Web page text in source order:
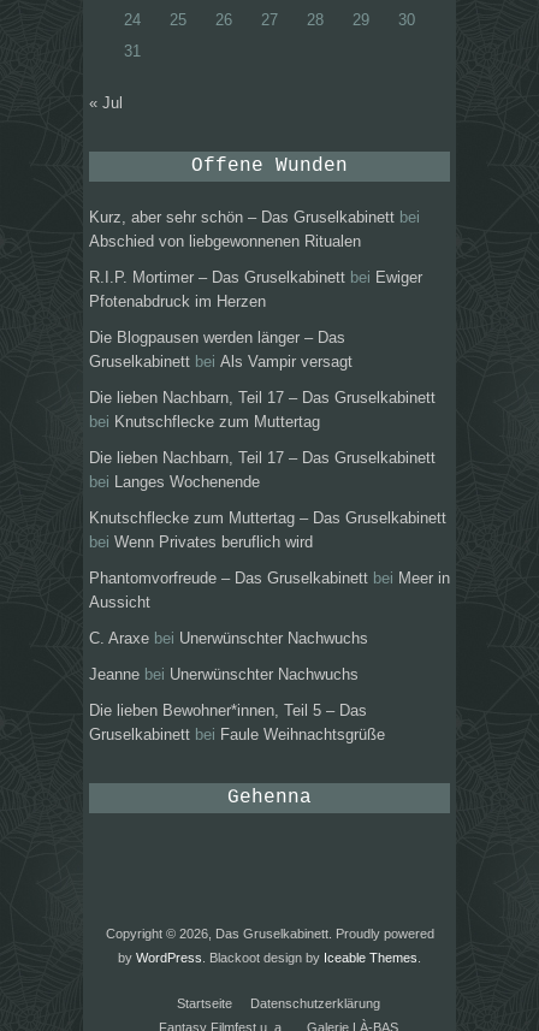
24
25 26 27 28 29
30
31
« Jul
Offene Wunden
Kurz, aber sehr schön – Das Gruselkabinett bei
Abschied von liebgewonnenen Ritualen
R.I.P. Mortimer – Das Gruselkabinett bei Ewiger
Pfotenabdruck im Herzen
Die Blogpausen werden länger – Das
Gruselkabinett bei Als Vampir versagt
Die lieben Nachbarn, Teil 17 – Das Gruselkabinett
bei Knutschflecke zum Muttertag
Die lieben Nachbarn, Teil 17 – Das Gruselkabinett
bei
Langes Wochenende
Knutschflecke zum Muttertag – Das Gruselkabinett
bei Wenn Privates beruflich wird
Phantomvorfreude – Das Gruselkabinett bei Meer in
Aussicht
C. Araxe bei Unerwünschter Nachwuchs
Jeanne bei Unerwünschter Nachwuchs
Die lieben Bewohner*innen, Teil 5 – Das
Gruselkabinett bei Faule Weihnachtsgrüße
Gehenna
Copyright © 2026, Das Gruselkabinett. Proudly powered
by WordPress . Blackoot design by Iceable Themes
Startseite
Datenschutzerklärung
Fantasy Filmfest u. a.
Galerie LÀ-BAS